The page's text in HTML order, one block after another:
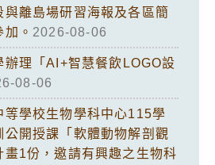
離島場研習海報及各區簡
。 2026-08-06
辦理「AI+智慧餐飲LOGO設
08-06
等學校生物學科中心115學
開授課「軟體動物解剖觀
畫1份，邀請有興趣之生物科